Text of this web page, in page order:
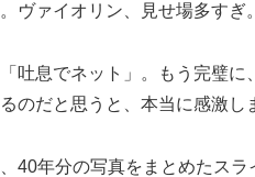
ヴァイオリン、見せ場多すぎ
吐息でネット」。もう完璧
のだと思うと、本当に感激し
40年分の写真をまとめたス